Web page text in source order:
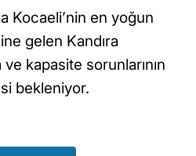
Kocaeli’nin en yoğun
gelen Kandıra
kapasite sorunlarının
bekleniyor.